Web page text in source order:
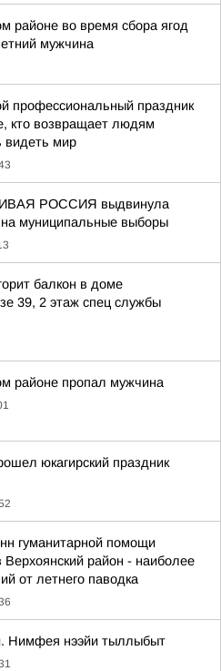
районе во время сбора ягод
мужчина
профессиональный праздник
кто возвращает людям
видеть мир
РОССИЯ выдвинула
на муниципальные выборы
балкон в доме
39, 2 этаж спец службы
районе пропал мужчина
юкагирский праздник
гуманитарной помощи
Верхоянский район - наиболее
от летнего паводка
Нимфея нээйи тыллыбыт